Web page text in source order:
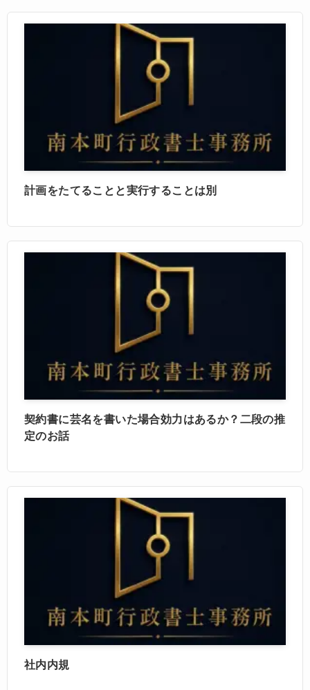
計画をたてることと実行することは別
契約書に芸名を書いた場合効力はあるか？二段の推
定のお話
社内内規